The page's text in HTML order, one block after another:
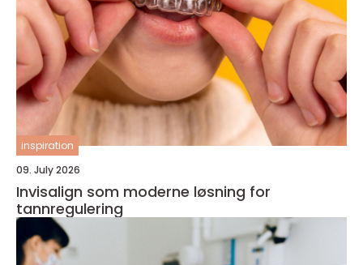
inspiration
09. July 2026
Invisalign som moderne løsning for
tannregulering